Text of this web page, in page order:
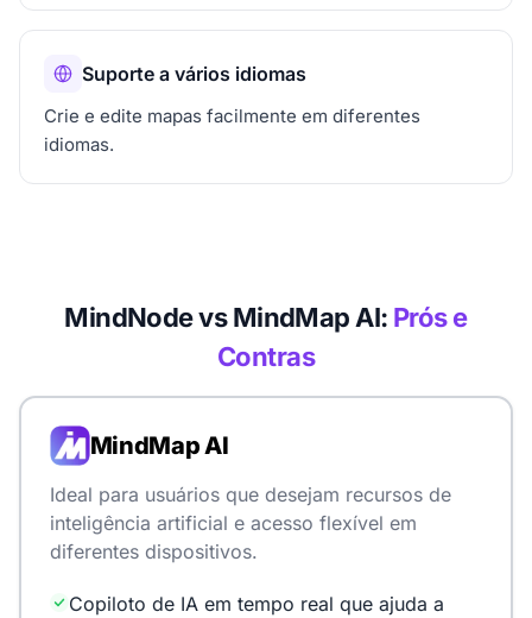
Suporte a vários idiomas
Crie e edite mapas facilmente em diferentes
idiomas.
MindNode vs MindMap AI: Prós e
Contras
MindMap AI
Ideal para usuários que desejam recursos de
inteligência artificial e acesso flexível em
diferentes dispositivos.
Copiloto de IA em tempo real que ajuda a